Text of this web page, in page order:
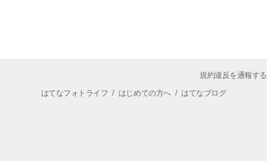
規約違反を通報する
はてなフォトライフ / はじめての方へ/ はてなブログ